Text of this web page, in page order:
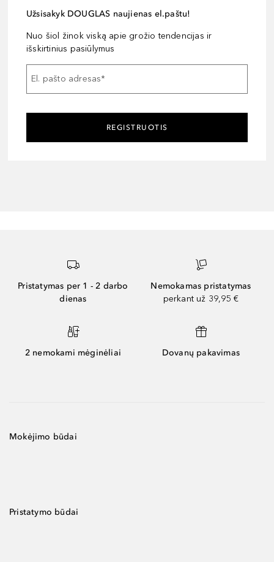
Užsisakyk DOUGLAS naujienas el.paštu!
Nuo šiol žinok viską apie grožio tendencijas ir
išskirtinius pasiūlymus
El. pašto adresas*
REGISTRUOTIS
Pristatymas per 1 - 2 darbo
dienas
Nemokamas pristatymas
perkant už 39,95 €
2 nemokami mėginėliai Dovanų pakavimas
Mokėjimo būdai
Pristatymo būdai